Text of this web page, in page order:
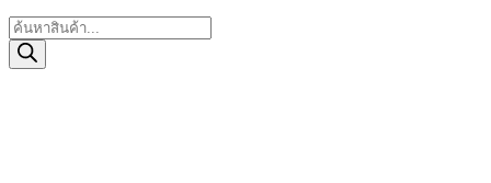
Products
search